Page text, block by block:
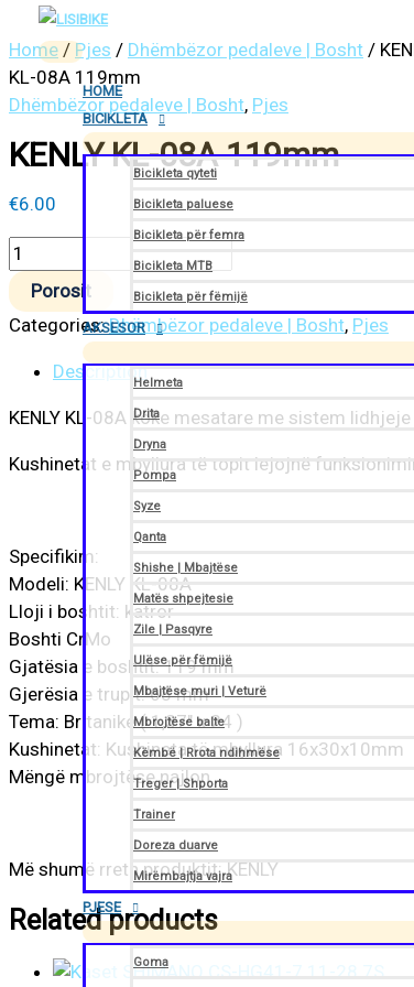
Skip
to
content
Main
Menu
HOME
BICIKLETA
Bicikleta qyteti
Bicikleta paluese
Bicikleta për femra
Bicikleta MTB
Bicikleta për fëmijë
AKSESOR
Helmeta
Drita
Dryna
Pompa
Syze
Qanta
Shishe | Mbajtëse
Matës shpejtesie
Zile | Pasqyre
Ulëse për fëmijë
Mbajtëse muri | Veturë
Mbrojtëse balte
Këmbë | Rrota ndihmëse
Treger | Shporta
Trainer
Doreza duarve
Mirëmbajtja vajra
PJESE
Goma
Home / Pjes / Dhëmbëzor pedaleve | Bosht /
KL-08A 119mm
Dhëmbëzor pedaleve | Bosht, Pjes
KENLY KL-08A 119mm
€6.00
KENLY
KL-
08A
119mm
Porosit
Categories:Dhëmbëzor pedaleve | Bosht, Pjes
Description
KENLY KL-08A koke mesatare me sistem
Kushinetat e mbyllura të topit lejojnë
Specifikim:
Modeli: KENLY KL-08A
Lloji i boshtit: katror
Boshti CrMo
Gjatësia e boshtit: 119 mm
Gjerësia e trupit: 68 mm
Tema: Britanike ( 1,37″ x 24 )
Kushinetat: Kushineta të mbyllura 16x30x10mm
Mëngë mbrojtëse najlon
Më shumë rreth produktit: KENLY
Related products